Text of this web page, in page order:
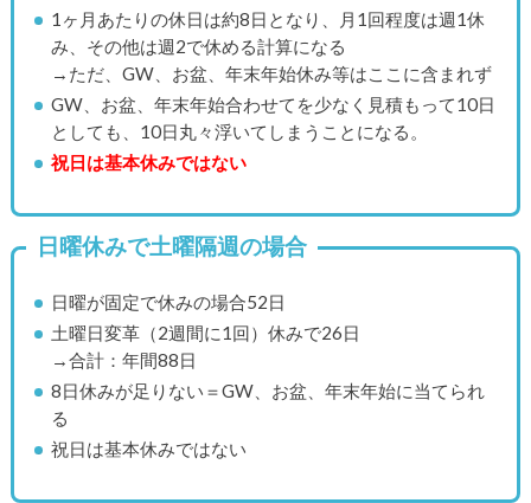
1ヶ月あたりの休日は約8日となり、月1回程度は週1休
み、その他は週2で休める計算になる
→ただ、GW、お盆、年末年始休み等はここに含まれず
GW、お盆、年末年始合わせてを少なく見積もって10日
としても、10日丸々浮いてしまうことになる。
祝日は基本休みではない
日曜休みで土曜隔週の場合
日曜が固定で休みの場合52日
土曜日変革（2週間に1回）休みで26日
→合計：年間88日
8日休みが足りない＝GW、お盆、年末年始に当てられ
る
祝日は基本休みではない